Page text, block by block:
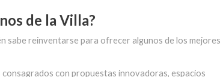
de la Villa?
sabe reinventarse para ofrecer algunos de los mejores
con propuestas innovadoras, espacios